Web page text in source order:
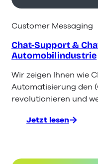
im
Customer Messaging
Chat-Support &
Automobilindustrie
Wir zeigen Ihnen wie
Automatisierung den
revolutionieren und
Jetzt lesen
:
&